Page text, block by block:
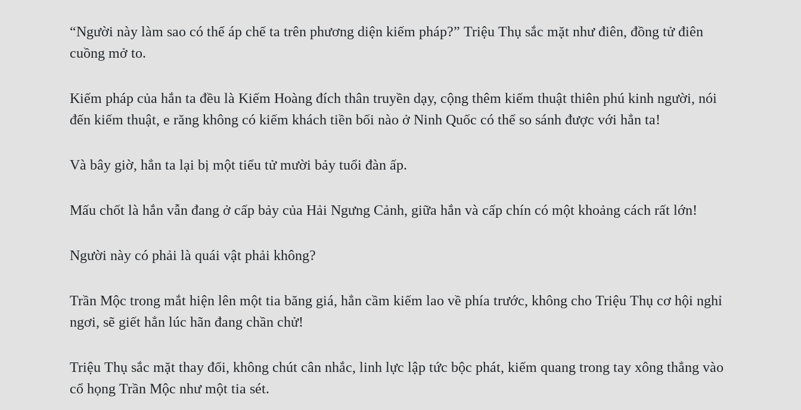
“Người này làm sao có thể áp chế ta trên phương diện kiếm pháp?” Triệu Thụ sắc mặt như điên, đồng tử điên
cuồng mở to.
Kiếm pháp của hắn ta đều là Kiếm Hoàng đích thân truyền dạy, cộng thêm kiếm thuật thiên phú kinh người, nói
đến kiếm thuật, e răng không có kiếm khách tiền bối nào ở Ninh Quốc có thể so sánh được với hẳn ta!
Và bây giờ, hẳn ta lại bị một tiểu tử mười bảy tuổi đàn ấp.
Mấu chốt là hắn vẫn đang ở cấp bảy của Hải Ngưng Cảnh, giữa hắn và cấp chín có một khoảng cách rất lớn!
Người này có phải là quái vật phải không?
Trần Mộc trong mắt hiện lên một tia băng giá, hẳn cầm kiếm lao về phía trước, không cho Triệu Thụ cơ hội nghỉ
ngơi, sẽ giết hẳn lúc hãn đang chần chử!
Triệu Thụ sắc mặt thay đổi, không chút cân nhắc, linh lực lập tức bộc phát, kiếm quang trong tay xông thẳng vào
cổ họng Trần Mộc như một tia sét.